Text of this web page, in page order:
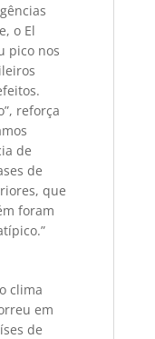
o El
pico nos
reforça
de
de
que
foram
clima
em
de